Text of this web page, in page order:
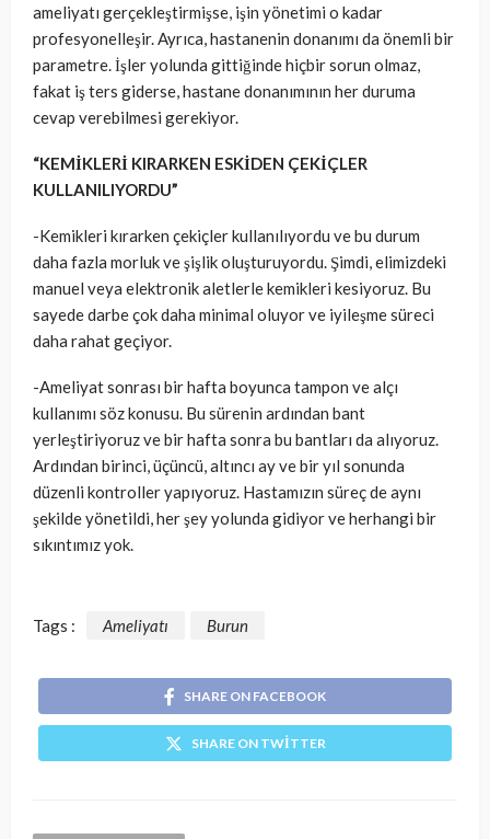
ameliyatı gerçekleştirmişse, işin yönetimi o kadar
profesyonelleşir. Ayrıca, hastanenin donanımı da önemli bir
parametre. İşler yolunda gittiğinde hiçbir sorun olmaz,
fakat iş ters giderse, hastane donanımının her duruma
cevap verebilmesi gerekiyor.
“KEMİKLERİ KIRARKEN ESKİDEN ÇEKİÇLER
KULLANILIYORDU”
-Kemikleri kırarken çekiçler kullanılıyordu ve bu durum
daha fazla morluk ve şişlik oluşturuyordu. Şimdi, elimizdeki
manuel veya elektronik aletlerle kemikleri kesiyoruz. Bu
sayede darbe çok daha minimal oluyor ve iyileşme süreci
daha rahat geçiyor.
-Ameliyat sonrası bir hafta boyunca tampon ve alçı
kullanımı söz konusu. Bu sürenin ardından bant
yerleştiriyoruz ve bir hafta sonra bu bantları da alıyoruz.
Ardından birinci, üçüncü, altıncı ay ve bir yıl sonunda
düzenli kontroller yapıyoruz. Hastamızın süreç de aynı
şekilde yönetildi, her şey yolunda gidiyor ve herhangi bir
sıkıntımız yok.
Tags : Ameliyatı Burun
SHARE ON FACEBOOK
SHARE ON TWITTER